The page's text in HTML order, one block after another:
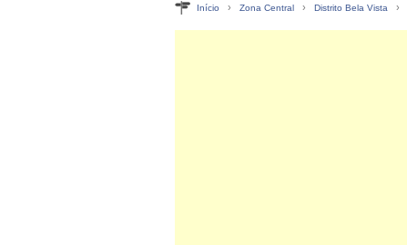
Início › Zona Central › Distrito Bela Vista ›